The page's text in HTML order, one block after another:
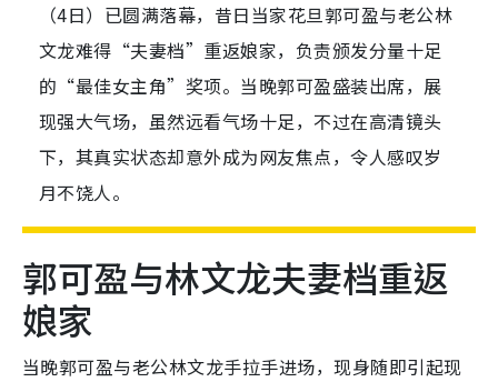
（4日）已圆满落幕，昔日当家花旦郭可盈与老公林
文龙难得“夫妻档”重返娘家，负责颁发分量十足
的“最佳女主角”奖项。当晚郭可盈盛装出席，展
现强大气场，虽然远看气场十足，不过在高清镜头
下，其真实状态却意外成为网友焦点，令人感叹岁
月不饶人。
郭可盈与林文龙夫妻档重返
娘家
当晚郭可盈与老公林文龙手拉手进场，现身随即引起现